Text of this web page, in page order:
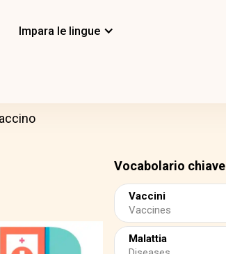
Impara le lingue
Vocabolario chiave
Vaccini
Vaccines
Malattia